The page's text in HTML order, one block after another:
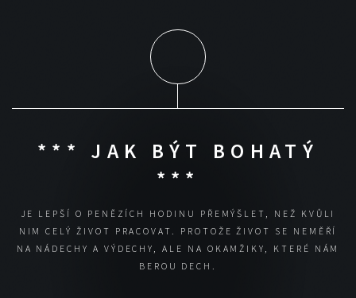
*** JAK BÝT BOHATÝ
***
JE LEPŠÍ O PENĚZÍCH HODINU PŘEMÝŠLET, NEŽ KVŮLI
NIM CELÝ ŽIVOT PRACOVAT.
PROTOŽE ŽIVOT SE NEMĚŘÍ
NA NÁDECHY A VÝDECHY, ALE NA OKAMŽIKY, KTERÉ NÁM
BEROU DECH.